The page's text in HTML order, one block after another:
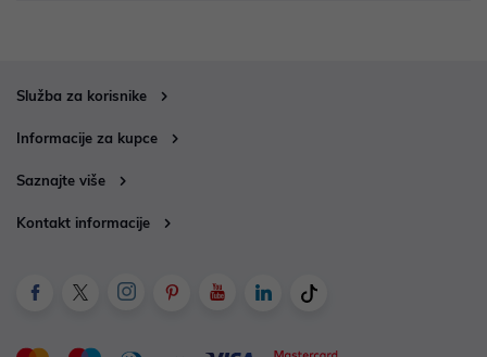
Služba za korisnike
Informacije za kupce
Saznajte više
Kontakt informacije